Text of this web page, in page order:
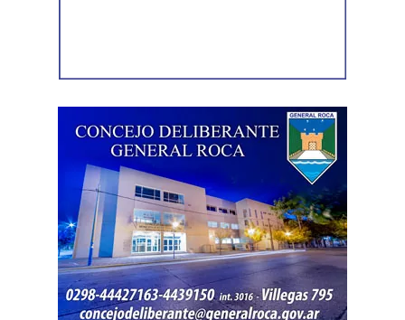
vida, como las tarifas de transporte, telefonía celular,
internet, luz y gas. Todo eso produjo una caída del salario
que tiene un impacto directo e indirecto sobre las
«Estamos viviendo una brutal disputa por el tiempo.
Mientras la reforma laboral ataca una de las conquistas
fundacionales como la jornada de 8 horas, instalando un
banco de horas flexible, que borra los límites entre lo
personal y lo laboral, debemos recurrir a varios empleos